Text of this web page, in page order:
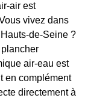
air est
vivez dans
de-Seine ?
air-eau est
en complément
directement à